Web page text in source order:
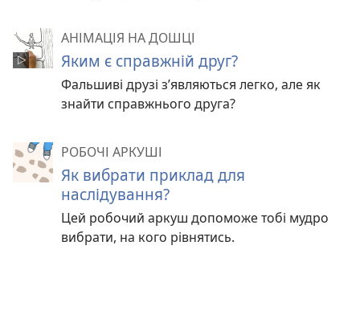
АНІМАЦІЯ НА ДОШЦІ
Яким є справжній друг?
Фальшиві друзі з’являються легко, але як
знайти справжнього друга?
РОБОЧІ АРКУШІ
Як вибрати приклад для
наслідування?
Цей робочий аркуш допоможе тобі мудро
вибрати, на кого рівнятись.